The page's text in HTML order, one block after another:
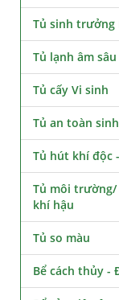
Tủ sinh trưởng
Tủ lạnh âm sâu
Tủ cấy Vi sinh
Tủ an toàn
Tủ hút khí độc
Tủ môi
khí hậu
Tủ so màu
Bể cách thủy -